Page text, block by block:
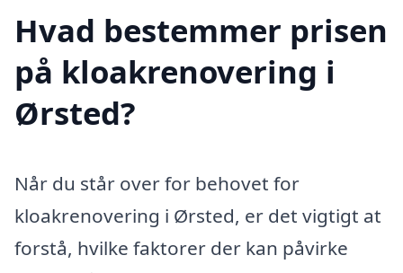
Hvad bestemmer prisen
på kloakrenovering i
Ørsted?
Når du står over for behovet for
kloakrenovering i Ørsted, er det vigtigt at
forstå, hvilke faktorer der kan påvirke